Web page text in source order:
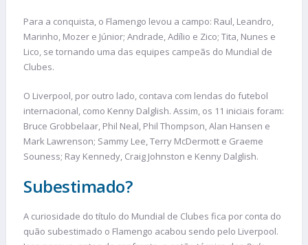
Para a conquista, o Flamengo levou a campo: Raul, Leandro,
Marinho, Mozer e Júnior; Andrade, Adílio e Zico; Tita, Nunes e
Lico, se tornando uma das equipes campeãs do Mundial de
Clubes.
O Liverpool, por outro lado, contava com lendas do futebol
internacional, como Kenny Dalglish. Assim, os 11 iniciais foram:
Bruce Grobbelaar, Phil Neal, Phil Thompson, Alan Hansen e
Mark Lawrenson; Sammy Lee, Terry McDermott e Graeme
Souness; Ray Kennedy, Craig Johnston e Kenny Dalglish.
Subestimado?
A curiosidade do título do Mundial de Clubes fica por conta do
quão subestimado o Flamengo acabou sendo pelo Liverpool.